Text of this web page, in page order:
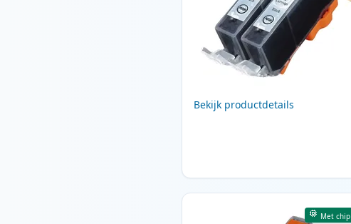
Bekijk productdetails
Met chip